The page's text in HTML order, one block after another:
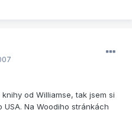
od Williamse, tak jsem si
Na Woodiho stránkách